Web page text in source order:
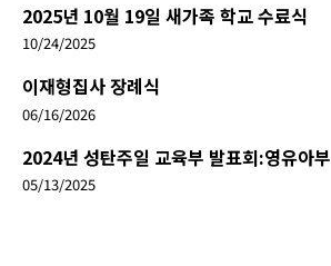
2025년 10월 19일 새가족 학교 수료식
10/24/2025
이재형집사 장례식
06/16/2026
2024년 성탄주일 교육부 발표회:영유아부
05/13/2025